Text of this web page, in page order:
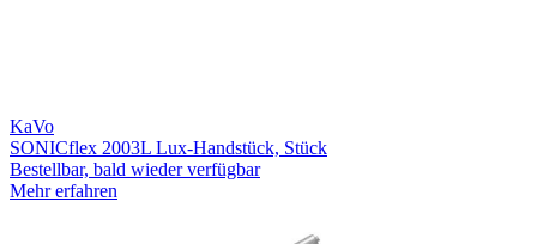
KaVo
SONICflex 2003L Lux-Handstück, Stück
Bestellbar, bald wieder verfügbar
Mehr erfahren